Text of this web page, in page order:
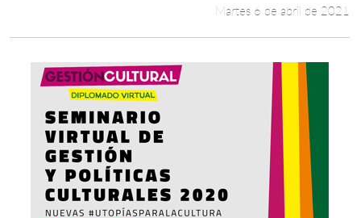
Martes 6 de abril de 2021